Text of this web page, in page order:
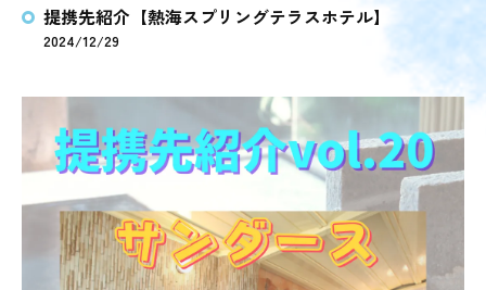
提携先紹介【熱海スプリングテラスホテル】
2024/12/29